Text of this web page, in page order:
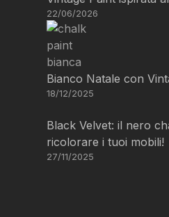
22/06/2026
Bianco Natale con
18/12/2025
Black Velvet: il nero
ricolorare i tuoi mobili!
27/11/2025